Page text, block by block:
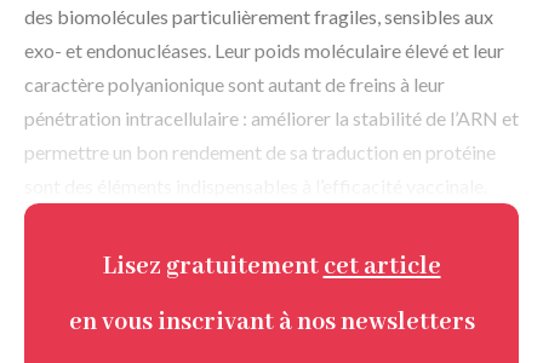
des biomolécules particulièrement fragiles, sensibles aux
exo- et endonucléases. Leur poids moléculaire élevé et leur
caractère polyanionique sont autant de freins à leur
pénétration intracellulaire : améliorer la stabilité de l’ARN et
permettre un bon rendement de sa traduction en protéine
Lisez gratuitement cet article
en vous inscrivant à nos newsletters